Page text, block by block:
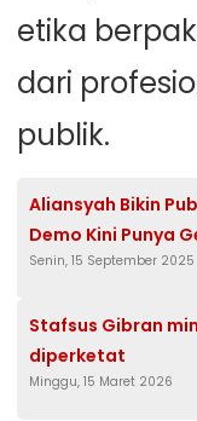
etika
dari
publik.
Aliansyah Bikin
Demo Kini Punya
Senin, 15 September 2025
Stafsus Gibran
diperketat
Minggu, 15 Maret 2026